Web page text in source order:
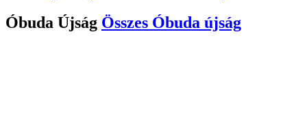
Óbuda Újság Összes Óbuda újság